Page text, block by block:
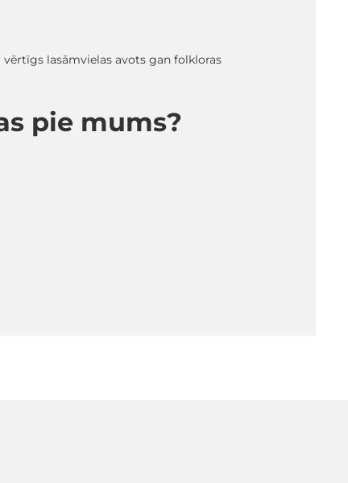
lasāmvielas avots gan folkloras
pie mums?